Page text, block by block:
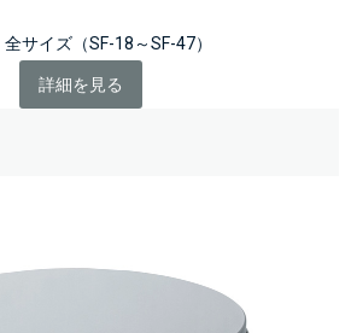
サイズ（SF-18～SF-47）
詳細を見る